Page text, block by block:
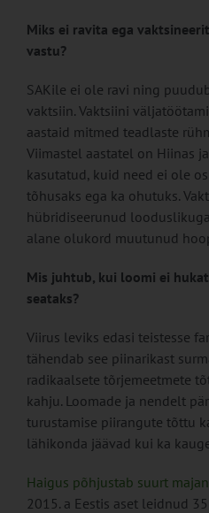
Miks ei ravita ega
vastu?
SAKile ei ole ravi ning
vaktsiin. Vaktsiini
aastaid mitmed teadlaste
Viimastel aastatel on Hiinas
kasutatud, kuid need ei ole
tõhusaks ega ka ohutuks.
hübridiseerunud
alane olukord muutunud
Mis juhtub, kui loomi ei
seataks?
Viirus leviks edasi teistesse
tähendab see piinarikast
radikaalsete tõrjemeetmete
kahju. Loomade ja nendelt
turustamise piirangute tõttu
lähikonda jäävad kui ka
Haigus põhjustab suurt
2015. a Eestis aset leidnud